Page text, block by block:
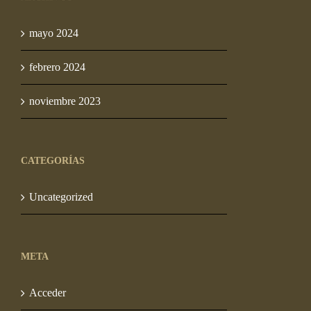
mayo 2024
febrero 2024
noviembre 2023
CATEGORÍAS
Uncategorized
META
Acceder